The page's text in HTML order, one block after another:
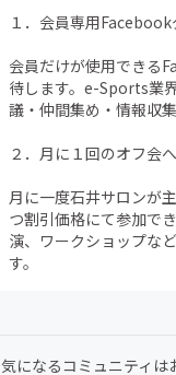
１．会員専用
会員だけが使用できる
待します。e-Sports業
議・仲間集め・情報収
２．月に１回のオフ会
月に一度石井サロンが
つ割引価格にて参加で
演、ワークショップな
す。
気になるコミュニティ